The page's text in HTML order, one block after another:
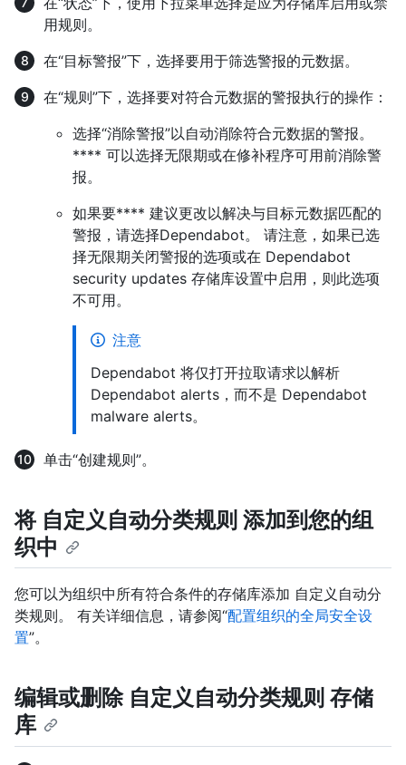
用规则。
在“目标警报”下，选择要用于筛选警报的元数据。
在“规则”下，选择要对符合元数据的警报执行的操作：
选择“消除警报”以自动消除符合元数据的警报。
**** 可以选择无限期或在修补程序可用前消除警
报。
如果要**** 建议更改以解决与目标元数据匹配的
警报，请选择Dependabot。 请注意，如果已选
择无限期关闭警报的选项或在 Dependabot
security updates 存储库设置中启用，则此选项
不可用。
注意
Dependabot 将仅打开拉取请求以解析
Dependabot alerts，而不是 Dependabot
malware alerts。
单击“创建规则”。
将 自定义自动分类规则 添加到您的组
织中
您可以为组织中所有符合条件的存储库添加 自定义自动分
类规则。 有关详细信息，请参阅“配置组织的全局安全设
置”。
编辑或删除 自定义自动分类规则 存储
库